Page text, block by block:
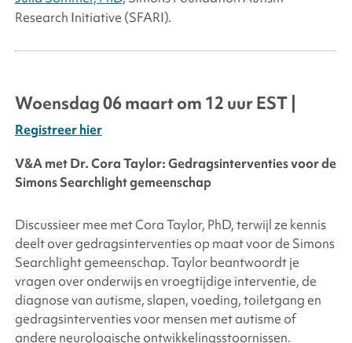
Research Initiative (SFARI).
Woensdag 06 maart om 12 uur EST |
Registreer hier
V&A met Dr. Cora Taylor: Gedragsinterventies voor de
Simons Searchlightgemeenschap
Discussieer mee met Cora Taylor, PhD, terwijl ze kennis
deelt over gedragsinterventies op maat voor de Simons
Searchlightgemeenschap. Taylor beantwoordt je
vragen over onderwijs en vroegtijdige interventie, de
diagnose van autisme, slapen, voeding, toiletgang en
gedragsinterventies voor mensen met autisme of
andere neurologische ontwikkelingsstoornissen.